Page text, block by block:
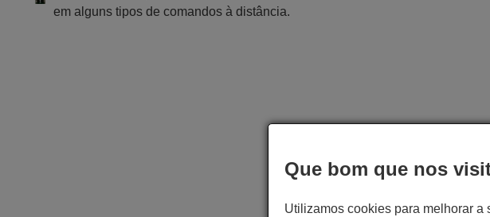
em alguns tipos de comandos à distância.
Que bom que nos
Utilizamos cookies para melhorar